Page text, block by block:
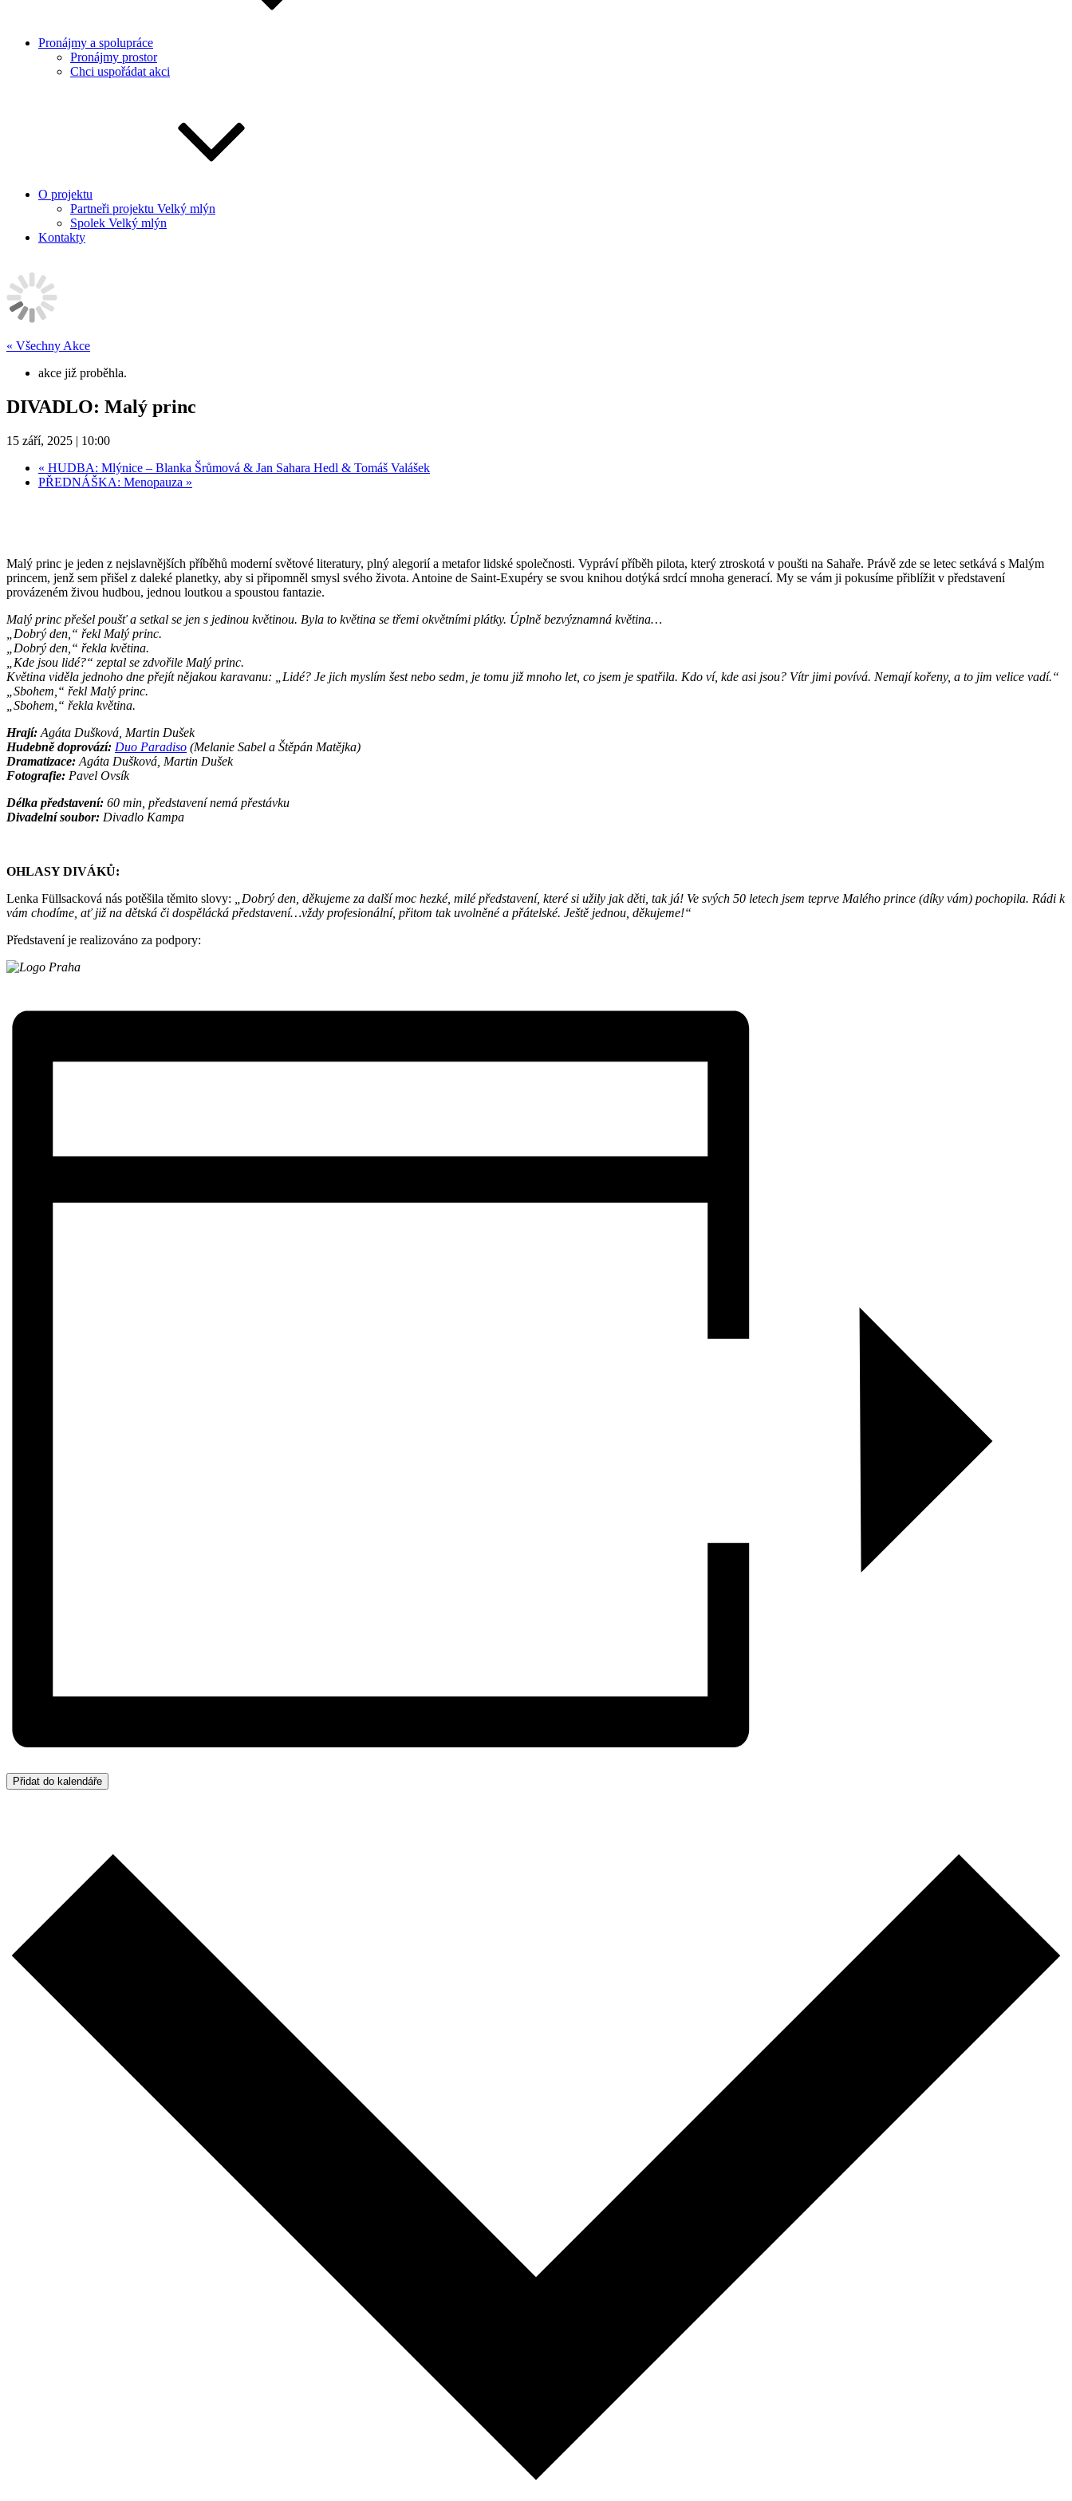
Pronájmy a spolupráce
Pronájmy prostor
Chci uspořádat akci
O projektu
Partneři projektu Velký mlýn
Spolek Velký mlýn
Kontakty
« Všechny Akce
akce již proběhla.
DIVADLO: Malý princ
15 září, 2025 | 10:00
« HUDBA: Mlýnice – Blanka Šrůmová & Jan Sahara Hedl & Tomáš Valášek
PŘEDNÁŠKA: Menopauza »
Malý princ je jeden z nejslavnějších příběhů moderní světové literatury, plný alegorií a metafor lidské společnosti. Vypráví příběh pilota, který ztroskotá v poušti na Sahaře. Právě zde se letec setkává s Malým
princem, jenž sem přišel z daleké planetky, aby si připomněl smysl svého života. Antoine de Saint-Exupéry se svou knihou dotýká srdcí mnoha generací. My se vám ji pokusíme přiblížit v představení
provázeném živou hudbou, jednou loutkou a spoustou fantazie.
Malý princ přešel poušť a setkal se jen s jedinou květinou. Byla to květina se třemi okvětními plátky. Úplně bezvýznamná květina…
„Dobrý den,“ řekl Malý princ.
„Dobrý den,“ řekla květina.
„Kde jsou lidé?“ zeptal se zdvořile Malý princ.
Květina viděla jednoho dne přejít nějakou karavanu: „Lidé? Je jich myslím šest nebo sedm, je tomu již mnoho let, co jsem je spatřila. Kdo ví, kde asi jsou? Vítr jimi povívá. Nemají kořeny, a to jim velice vadí.“
„Sbohem,“ řekl Malý princ.
„Sbohem,“ řekla květina.
Hrají: Agáta Dušková, Martin Dušek
Hudebně doprovází: Duo Paradiso (Melanie Sabel a Štěpán Matějka)
Dramatizace: Agáta Dušková, Martin Dušek
Fotografie: Pavel Ovsík
Délka představení: 60 min, představení nemá přestávku
Divadelní soubor: Divadlo Kampa
OHLASY DIVÁKŮ:
Lenka Füllsacková nás potěšila těmito slovy:
„Dobrý den, děkujeme za další moc hezké, milé představení, které si užily jak děti, tak já! Ve svých 50 letech jsem teprve Malého prince (díky vám) pochopila. Rádi k
vám chodíme, ať již na dětská či dospělácká představení…vždy profesionální, přitom tak uvolněné a přátelské. Ještě jednou, děkujeme!“
Představení je realizováno za podpory:
Přidat do kalendáře